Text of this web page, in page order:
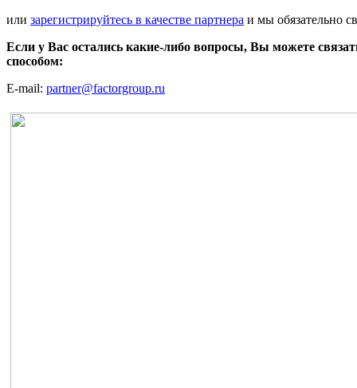
или зарегистрируйтесь в качестве партнера и мы обязательно
Если у Вас остались какие-либо вопросы, Вы можете
способом:
E-mail: partner@factorgroup.ru